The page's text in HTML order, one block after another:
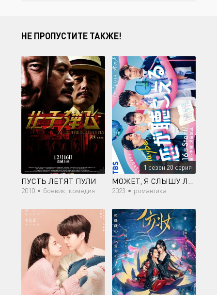
НЕ ПРОПУСТИТЕ ТАКЖЕ!
ПУСТЬ ЛЕТЯТ ПУЛИ
2010 • боевик, комедия
1 сезон 20 серия
МОЖЕТ, Я СЛЫШУ ЛЮБОВЬ
2023 • романтика